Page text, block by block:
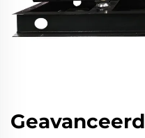
Geavanceerd